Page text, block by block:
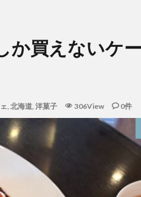
か買えないケ
, 北海道, 洋菓子 306View 0件